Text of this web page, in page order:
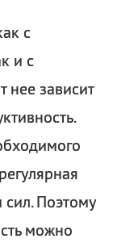
с
и с
нее зависит
Поэтому
можно